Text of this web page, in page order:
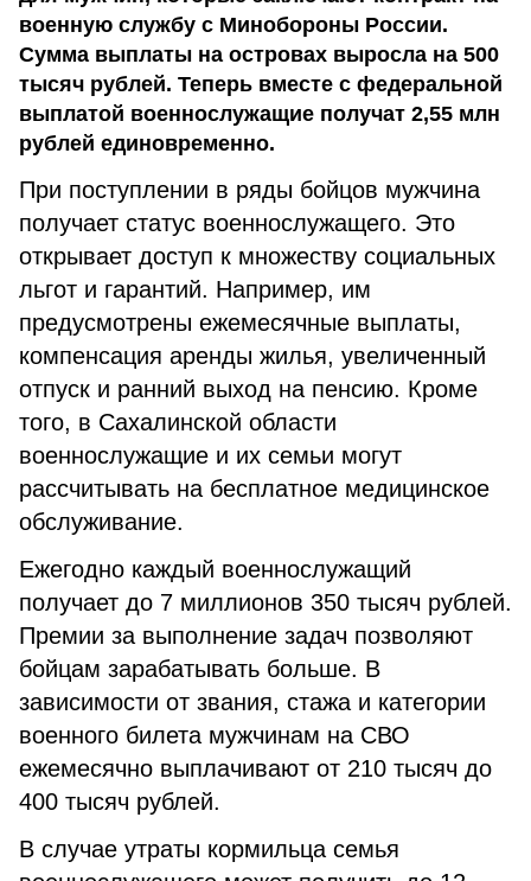
военную службу с Минобороны России.
Сумма выплаты на островах выросла на 500
тысяч рублей. Теперь вместе с федеральной
выплатой военнослужащие получат 2,55 млн
рублей единовременно.
При поступлении в ряды бойцов мужчина
получает статус военнослужащего. Это
открывает доступ к множеству социальных
льгот и гарантий. Например, им
предусмотрены ежемесячные выплаты,
компенсация аренды жилья, увеличенный
отпуск и ранний выход на пенсию. Кроме
того, в Сахалинской области
военнослужащие и их семьи могут
рассчитывать на бесплатное медицинское
обслуживание.
Ежегодно каждый военнослужащий
получает до 7 миллионов 350 тысяч рублей.
Премии за выполнение задач позволяют
бойцам зарабатывать больше. В
зависимости от звания, стажа и категории
военного билета мужчинам на СВО
ежемесячно выплачивают от 210 тысяч до
400 тысяч рублей.
В случае утраты кормильца семья